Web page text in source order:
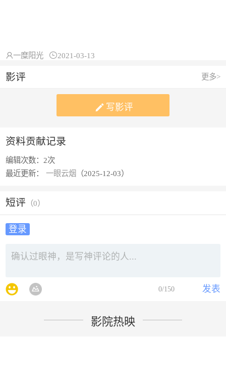
一糜阳光 2021-03-13
更多>
影评
 写影评
资料贡献记录
编辑次数： 2次
最近更新：
一眼云烟 （2025-12-03）
短评 （0）
登录
发表
0/150
影院热映